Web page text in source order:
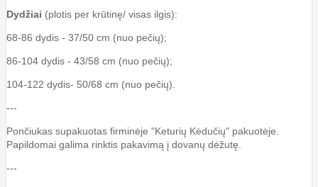
Dydžiai (plotis per krūtinę/ visas ilgis):
68-86 dydis - 37/50 cm (nuo pečių);
86-104 dydis - 43/58 cm (nuo pečių);
104-122 dydis- 50/68 cm (nuo pečių).
---
Pončiukas supakuotas firminėje "Keturių Kėdučių" pakuotėje.
Papildomai galima rinktis pakavimą į dovanų dėžutę.
---